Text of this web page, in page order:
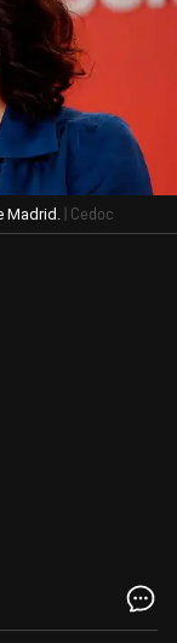
Madrid. | Cedoc